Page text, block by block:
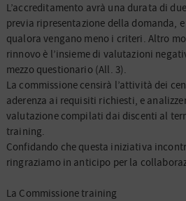
L’accreditamento avrà una durata di
previa ripresentazione della domanda,
qualora vengano meno i criteri. Altro
rinnovo è l’insieme di valutazioni
mezzo questionario (All. 3).
La commissione censirà l’attività dei
aderenza ai requisiti richiesti, e
valutazione compilati dai discenti al
training.
Confidando che questa iniziativa
ringraziamo in anticipo per la
La Commissione training